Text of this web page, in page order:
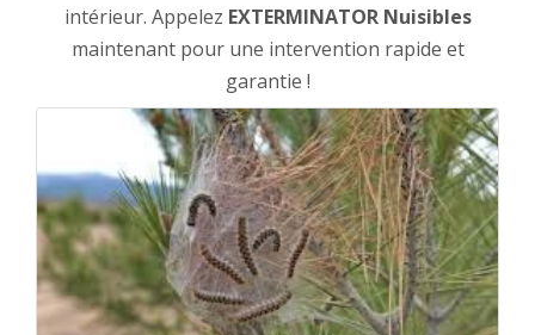
intérieur. Appelez EXTERMINATOR Nuisibles
maintenant pour une intervention rapide et
garantie !